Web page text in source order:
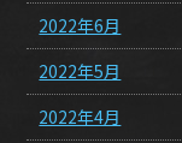
2022年6月
2022年5月
2022年4月